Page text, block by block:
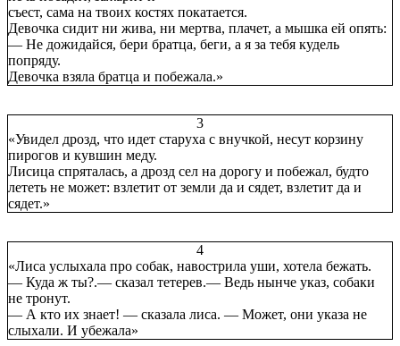
съест, сама на твоих костях покатается.
Девочка сидит ни жива, ни мертва, плачет, а мышка ей опять:
— Не дожидайся, бери братца, беги, а я за тебя кудель
попряду.
Девочка взяла братца и побежала.»
3
«Увидел дрозд, что идет старуха с внучкой, несут корзину
пирогов и кувшин меду.
Лисица спряталась, а дрозд сел на дорогу и побежал, будто
лететь не может: взлетит от земли да и сядет, взлетит да и
сядет.»
4
«Лиса услыхала про собак, навострила уши, хотела бежать.
— Куда ж ты?.— сказал тетерев.— Ведь нынче указ, собаки
не тронут.
— А кто их знает! — сказала лиса. — Может, они указа не
слыхали. И убежала»